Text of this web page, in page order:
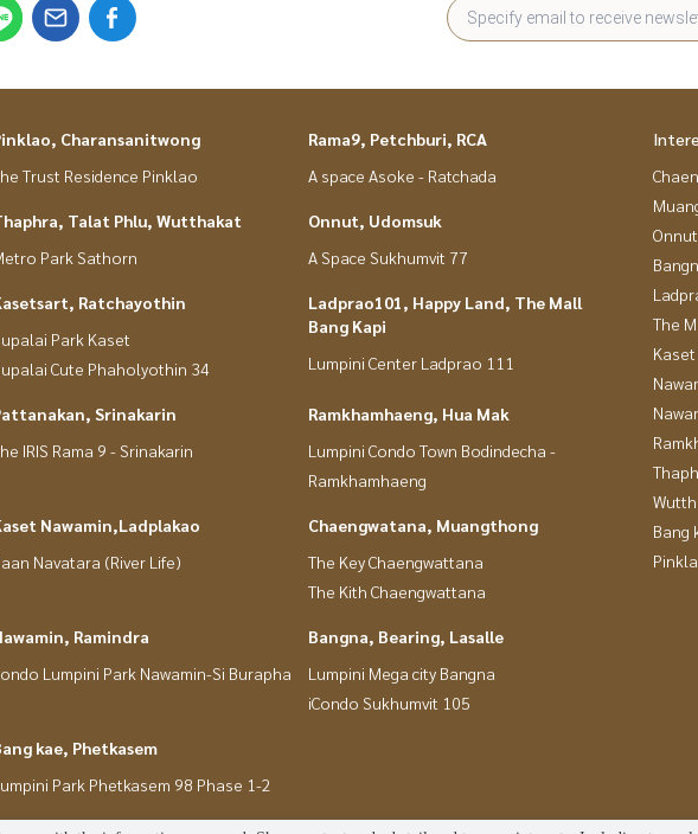
Charansanitwong
Trust Residence Pinklao
Rama9, Petchburi, RCA
A space Asoke - Ratchada
Talat Phlu, Wutthakat
Park Sathorn
Onnut, Udomsuk
A Space Sukhumvit 77
Ratchayothin
Park Kaset
Cute Phaholyothin 34
Ladprao101, Happy Land, The Mall
Bang Kapi
Lumpini Center Ladprao 111
Srinakarin
IRIS Rama 9 - Srinakarin
Ramkhamhaeng, Hua Mak
Lumpini Condo Town Bodindecha -
Ramkhamhaeng
Nawamin,Ladplakao
Navatara (River Life)
Chaengwatana, Muangthong
The Key Chaengwattana
The Kith Chaengwattana
Ramindra
Lumpini Park Nawamin-Si Burapha
Bangna, Bearing, Lasalle
Lumpini Mega city Bangna
iCondo Sukhumvit 105
kae, Phetkasem
Park Phetkasem 98 Phase 1-2
The
Kaset
Bang